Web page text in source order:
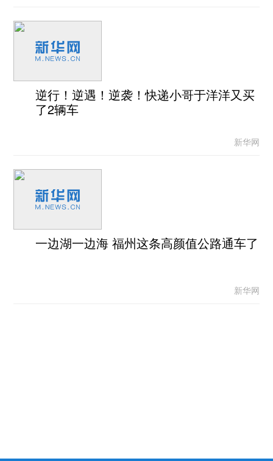
逆行！逆遇！逆袭！快递小哥于洋洋又买
了2辆车
新华网
一边湖一边海 福州这条高颜值公路通车了
新华网